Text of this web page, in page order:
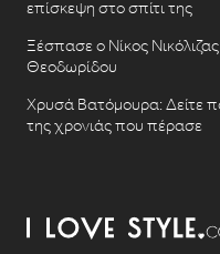
επίσκεψη στο σπίτι της
Ξέσπασε ο Νίκος
Θεοδωρίδου
Χρυσά Βατόμουρα: Δείτε
της χρονιάς που πέρασε